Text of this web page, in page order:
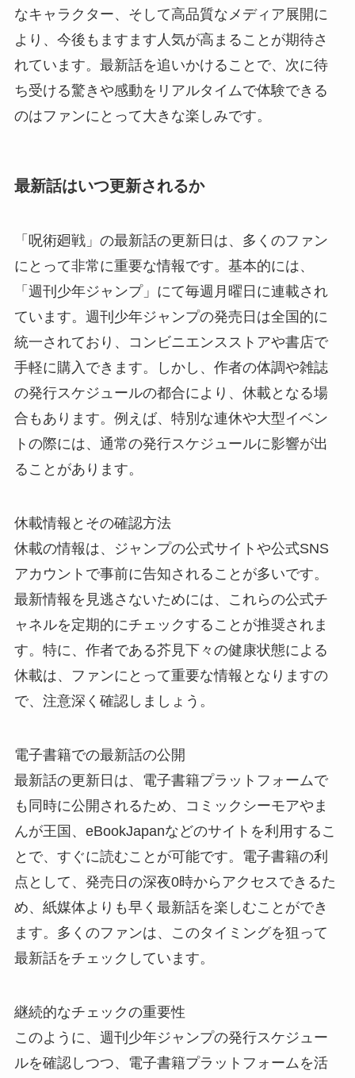
なキャラクター、そして高品質なメディア展開に
より、今後もますます人気が高まることが期待さ
れています。最新話を追いかけることで、次に待
ち受ける驚きや感動をリアルタイムで体験できる
のはファンにとって大きな楽しみです。
最新話はいつ更新されるか
「呪術廻戦」の最新話の更新日は、多くのファン
にとって非常に重要な情報です。基本的には、
「週刊少年ジャンプ」にて毎週月曜日に連載され
ています。週刊少年ジャンプの発売日は全国的に
統一されており、コンビニエンスストアや書店で
手軽に購入できます。しかし、作者の体調や雑誌
の発行スケジュールの都合により、休載となる場
合もあります。例えば、特別な連休や大型イベン
トの際には、通常の発行スケジュールに影響が出
ることがあります。
休載情報とその確認方法
休載の情報は、ジャンプの公式サイトや公式SNS
アカウントで事前に告知されることが多いです。
最新情報を見逃さないためには、これらの公式チ
ャネルを定期的にチェックすることが推奨されま
す。特に、作者である芥見下々の健康状態による
休載は、ファンにとって重要な情報となりますの
で、注意深く確認しましょう。
電子書籍での最新話の公開
最新話の更新日は、電子書籍プラットフォームで
も同時に公開されるため、コミックシーモアやま
んが王国、eBookJapanなどのサイトを利用するこ
とで、すぐに読むことが可能です。電子書籍の利
点として、発売日の深夜0時からアクセスできるた
め、紙媒体よりも早く最新話を楽しむことができ
ます。多くのファンは、このタイミングを狙って
最新話をチェックしています。
継続的なチェックの重要性
このように、週刊少年ジャンプの発行スケジュー
ルを確認しつつ、電子書籍プラットフォームを活